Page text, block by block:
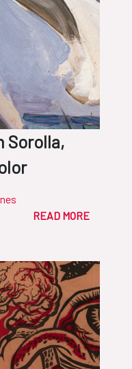
Sorolla,
READ MORE